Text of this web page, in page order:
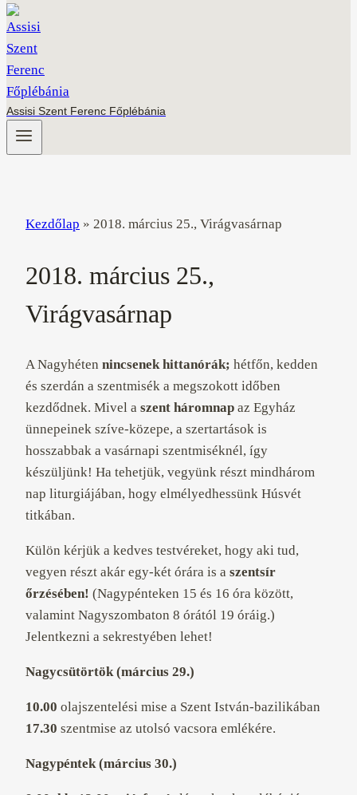
Assisi Szent Ferenc Főplébánia
Kezdőlap » 2018. március 25., Virágvasárnap
2018. március 25.,
Virágvasárnap
A Nagyhéten nincsenek hittanórák; hétfőn, kedden
és szerdán a szentmisék a megszokott időben
kezdődnek. Mivel a szent háromnap az Egyház
ünnepeinek szíve-közepe, a szertartások is
hosszabbak a vasárnapi szentmiséknél, így
készüljünk! Ha tehetjük, vegyünk részt mindhárom
nap liturgiájában, hogy elmélyedhessünk Húsvét
titkában.
Külön kérjük a kedves testvéreket, hogy aki tud,
vegyen részt akár egy-két órára is a szentsír
őrzésében! (Nagypénteken 15 és 16 óra között,
valamint Nagyszombaton 8 órától 19 óráig.)
Jelentkezni a sekrestyében lehet!
Nagycsütörtök (március 29.)
10.00 olajszentelési mise a Szent István-bazilikában
17.30 szentmise az utolsó vacsora emlékére.
Nagypéntek (március 30.)